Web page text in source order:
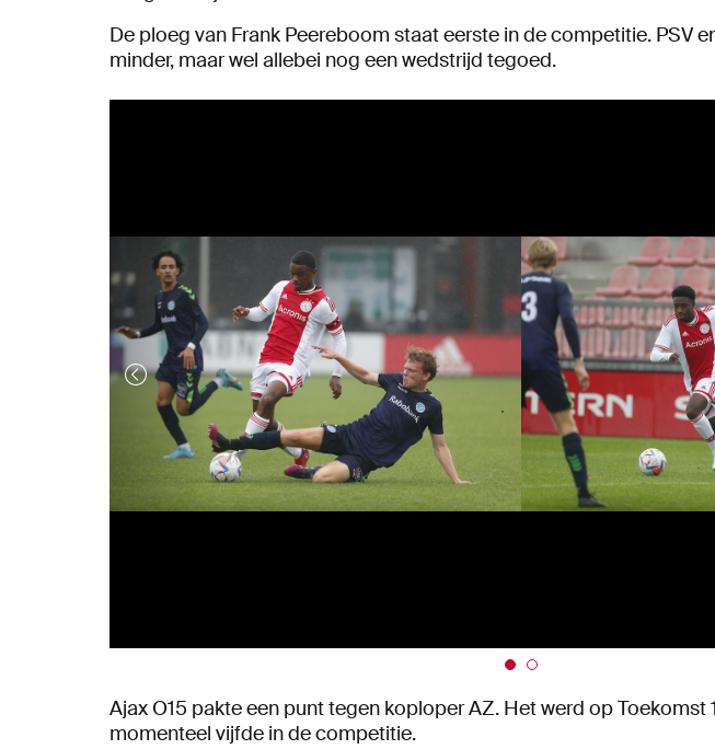
De ploeg van Frank Peereboom staat eerste in de competitie. PSV
minder, maar wel allebei nog een wedstrijd tegoed.
Ajax O15 pakte een punt tegen koploper AZ. Het werd op Toekomst
momenteel vijfde in de competitie.